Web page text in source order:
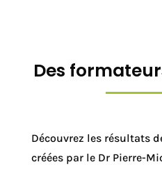
Des
Découvrez les résultats
créées par le Dr Pierre-